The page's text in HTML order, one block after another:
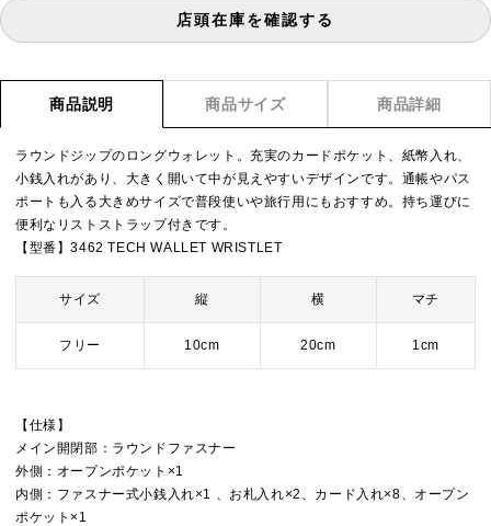
店頭在庫を確認する
商品説明 商品サイズ 商品詳細
ラウンドジップのロングウォレット。充実のカードポケット、紙幣入れ、
小銭入れがあり、大きく開いて中が見えやすいデザインです。通帳やパス
ポートも入る大きめサイズで普段使いや旅行用にもおすすめ。持ち運びに
便利なリストストラップ付きです。
【型番】3462 TECH WALLET WRISTLET
サイズ 縦 横 マチ
フリー 10cm 20cm 1cm
【仕様】
メイン開閉部：ラウンドファスナー
外側：オープンポケット×1
内側：ファスナー式小銭入れ×1 、お札入れ×2、カード入れ×8、オープン
ポケット×1